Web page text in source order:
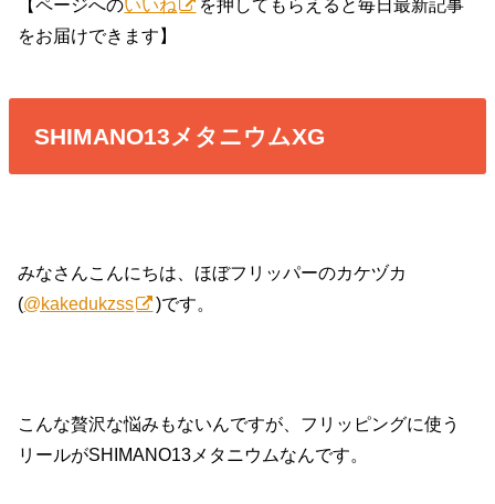
【ページへのいいね
を押してもらえると毎日最新記事
をお届けできます】
SHIMANO13メタニウムXG
みなさんこんにちは、ほぼフリッパーのカケヅカ
(@kakedukzss )です。
こんな贅沢な悩みもないんですが、フリッピングに使う
リールがSHIMANO13メタニウムなんです。